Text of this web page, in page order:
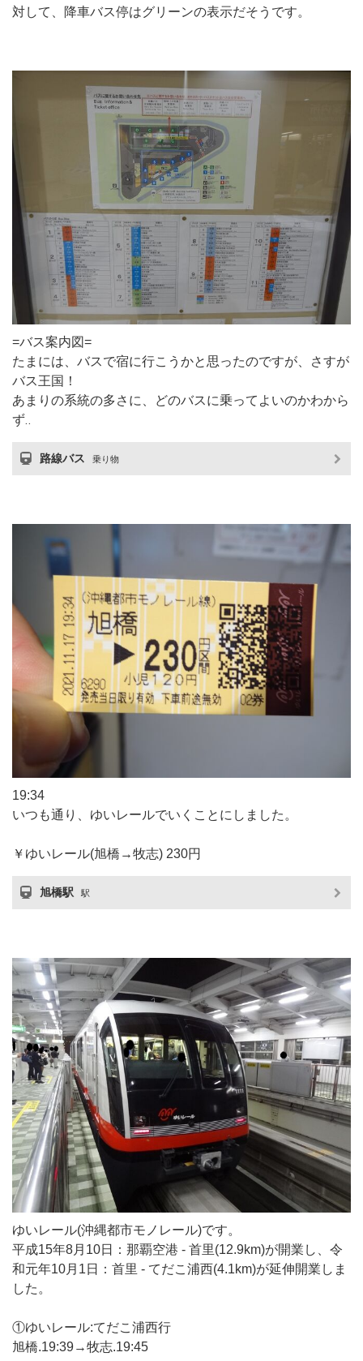
対して、降車バス停はグリーンの表示だそうです。
=バス案内図=
たまには、バスで宿に行こうかと思ったのですが、さすが
バス王国！
あまりの系統の多さに、どのバスに乗ってよいのかわから
ず‥
路線バス 乗り物
19:34
いつも通り、ゆいレールでいくことにしました。
￥ゆいレール(旭橋→牧志) 230円
旭橋駅 駅
ゆいレール(沖縄都市モノレール)です。
平成15年8月10日：那覇空港 - 首里(12.9km)が開業し、令
和元年10月1日：首里 - てだこ浦西(4.1km)が延伸開業しま
した。
①ゆいレール:てだこ浦西行
旭橋.19:39→牧志.19:45